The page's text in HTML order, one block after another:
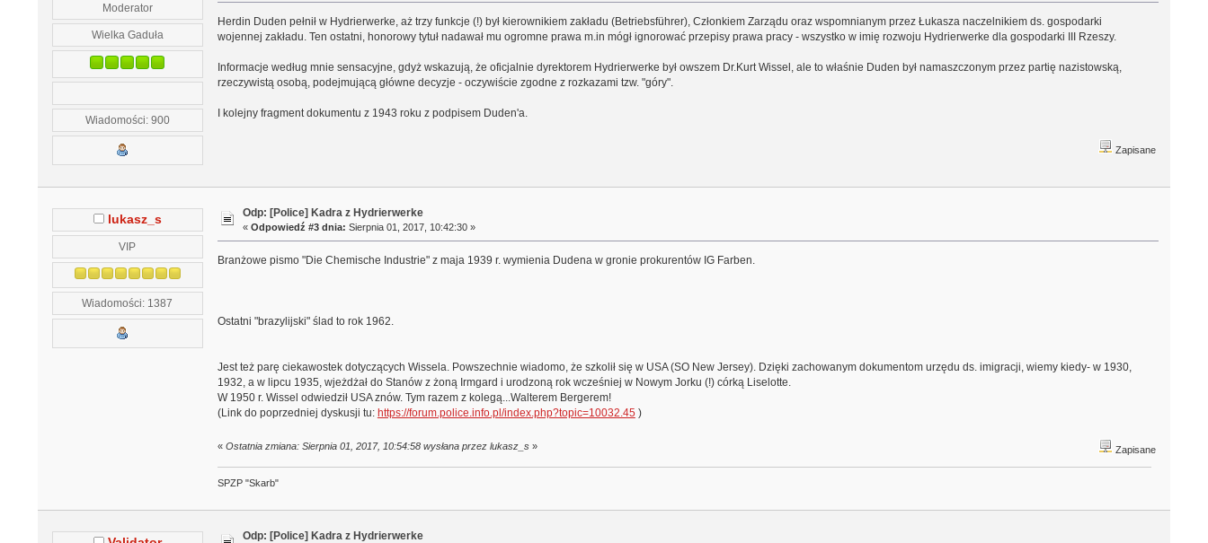
Moderator
Wielka Gaduła
Wiadomości: 900
Herdin Duden pełnił w Hydrierwerke, aż trzy funkcje (!) był kierownikiem zakładu (Betriebsführer), Członkiem Zarządu oraz wspomnianym przez Łukasza naczelnikiem ds. gospodarki
wojennej zakładu. Ten ostatni, honorowy tytuł nadawał mu ogromne prawa m.in mógł ignorować przepisy prawa pracy - wszystko w imię rozwoju Hydrierwerke dla gospodarki III Rzeszy.
Informacje według mnie sensacyjne, gdyż wskazują, że oficjalnie dyrektorem Hydrierwerke był owszem Dr.Kurt Wissel, ale to właśnie Duden był namaszczonym przez partię nazistowską,
rzeczywistą osobą, podejmującą główne decyzje - oczywiście zgodne z rozkazami tzw. "góry".
I kolejny fragment dokumentu z 1943 roku z podpisem Duden'a.
Zapisane
lukasz_s
VIP
Wiadomości: 1387
Odp: [Police] Kadra z Hydrierwerke
«Odpowiedź #3 dnia: Sierpnia 01, 2017, 10:42:30 »
Branżowe pismo "Die Chemische Industrie" z maja 1939 r. wymienia Dudena w gronie prokurentów IG Farben.
Ostatni "brazylijski" ślad to rok 1962.
Jest też parę ciekawostek dotyczących Wissela. Powszechnie wiadomo, że szkolił się w USA (SO New Jersey). Dzięki zachowanym dokumentom urzędu ds. imigracji, wiemy kiedy- w 1930,
1932, a w lipcu 1935, wjeżdżał do Stanów z żoną Irmgard i urodzoną rok wcześniej w Nowym Jorku (!) córką Liselotte.
W 1950 r. Wissel odwiedził USA znów. Tym razem z kolegą...Walterem Bergerem!
(Link do poprzedniej dyskusji tu: https://forum.police.info.pl/index.php?topic=10032.45)
« Ostatnia zmiana: Sierpnia 01, 2017, 10:54:58 wysłana przez lukasz_s» Zapisane
SPZP "Skarb"
Odp: [Police] Kadra z Hydrierwerke